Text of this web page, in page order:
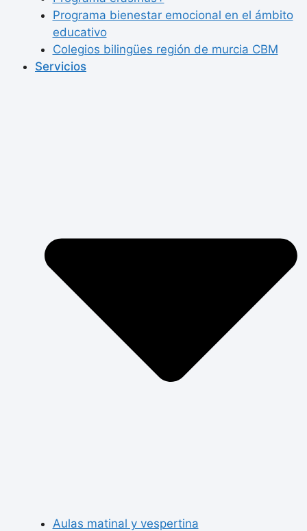
Programa bienestar emocional en el ámbito
educativo
Colegios bilingües región de murcia CBM
Servicios
Aulas matinal y vespertina